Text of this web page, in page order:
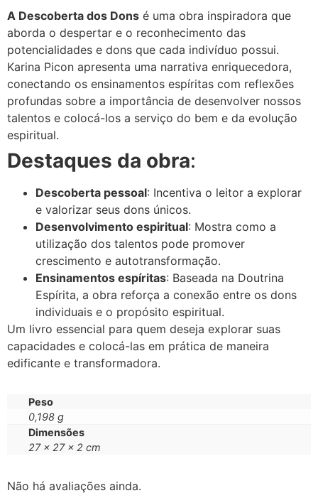
A Descoberta dos Dons é uma obra inspiradora que
aborda o despertar e o reconhecimento das
potencialidades e dons que cada indivíduo possui.
Karina Picon apresenta uma narrativa enriquecedora,
conectando os ensinamentos espíritas com reflexões
profundas sobre a importância de desenvolver nossos
talentos e colocá-los a serviço do bem e da evolução
espiritual.
Destaques da obra:
Descoberta pessoal: Incentiva o leitor a explorar
e valorizar seus dons únicos.
Desenvolvimento espiritual: Mostra como a
utilização dos talentos pode promover
crescimento e autotransformação.
Ensinamentos espíritas: Baseada na Doutrina
Espírita, a obra reforça a conexão entre os dons
individuais e o propósito espiritual.
Um livro essencial para quem deseja explorar suas
capacidades e colocá-las em prática de maneira
edificante e transformadora.
Peso
0,198 g
Dimensões
27 × 27 × 2 cm
Não há avaliações ainda.